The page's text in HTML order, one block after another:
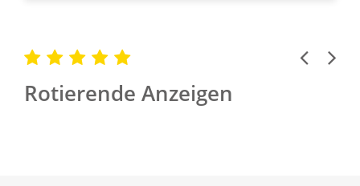
Rotierende Anzeigen
Previous
Next